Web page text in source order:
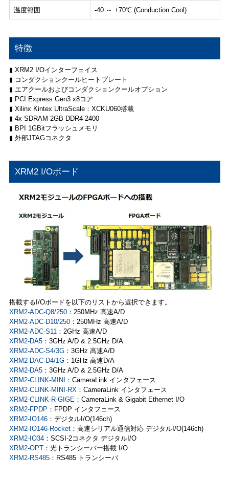
温度範囲 -40 ～ +70℃ (Conduction Cool)
特徴
▮ XRM2 I/Oインターフェイス
▮ コンダクションクールヒートプレート
▮ エアクールおよびコンダクションクールオプション
▮ PCI Express Gen3 x8コア
▮ Xilinx Kintex UltraScale：XCKU060搭載
▮ 4x SDRAM 2GB DDR4-2400
▮ BPI 1GBitフラッシュメモリ
▮ 外部JTAGコネクタ
XRM2 I/Oボード
搭載するI/Oボードを以下のリストから選択できます。
XRM2-ADC-Q8/250：250MHz 高速A/D
XRM2-ADC-D10/250：250MHz 高速A/D
XRM2-ADC-S11 ：2GHz 高速A/D
XRM2-DA5：3GHz A/D & 2.5GHz D/A
XRM2-ADC-S4/3G：3GHz 高速A/D
XRM2-DAC-D4/1G：1GHz 高速D/A
XRM2-DA5：3GHz A/D & 2.5GHz D/A
XRM2-CLINK-MINI ：CameraLink インタフェース
XRM2-CLINK-MINI-RX ：CameraLink インタフェース
XRM2-CLINK-R-GIGE ：CameraLink & Gigabit Ethernet I/O
XRM2-FPDP ：FPDP インタフェース
XRM2-IO146：デジタルI/O(146ch)
XRM2-IO146-Rocket：高速シリアル通信対応 デジタルI/O(146ch)
XRM2-IO34：SCSI-2コネクタ デジタルI/O
XRM2-OPT：光トランシーバー搭載 I/O
XRM2-RS485：RS485 トランシーバ